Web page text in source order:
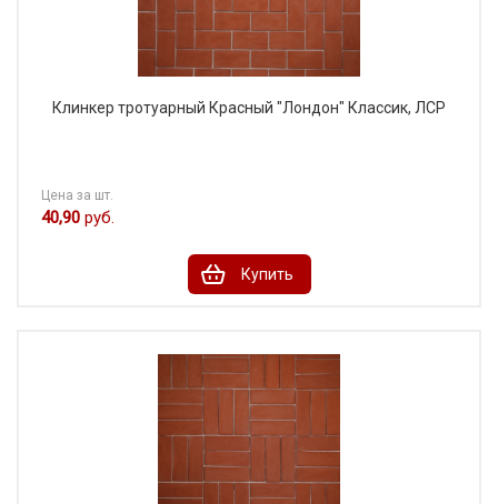
Клинкер тротуарный Красный "Лондон" Классик, ЛСР
Цена за шт.
40,90 руб.
Купить